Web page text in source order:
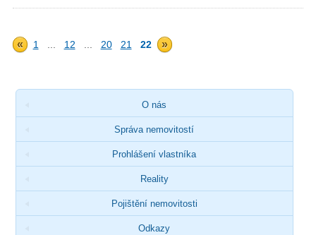
« 1 ... 12 ... 20 21 22 »
O nás
Správa nemovitostí
Prohlášení vlastníka
Reality
Pojištění nemovitosti
Odkazy